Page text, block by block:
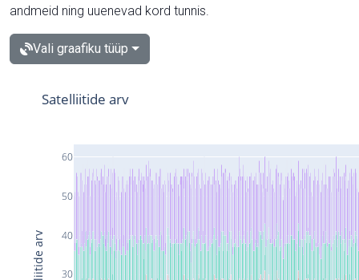
andmeid ning uuenevad kord tunnis.
Vali graafiku tüüp
30
40
50
60
Satelliitide arv